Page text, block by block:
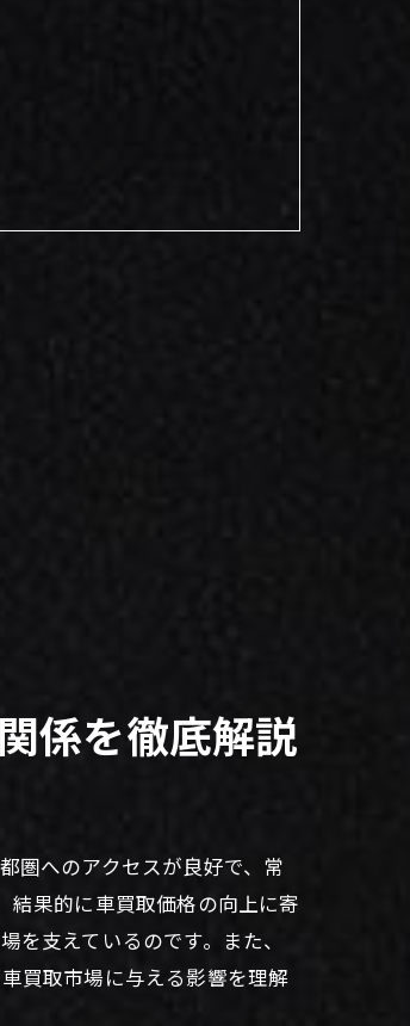
係を徹底解説
圏へのアクセスが良好で、常
結果的に車買取価格の向上に寄
支えているのです。また、
買取市場に与える影響を理解